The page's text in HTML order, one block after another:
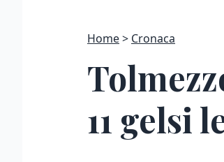
Home Cronaca
11 gelsi